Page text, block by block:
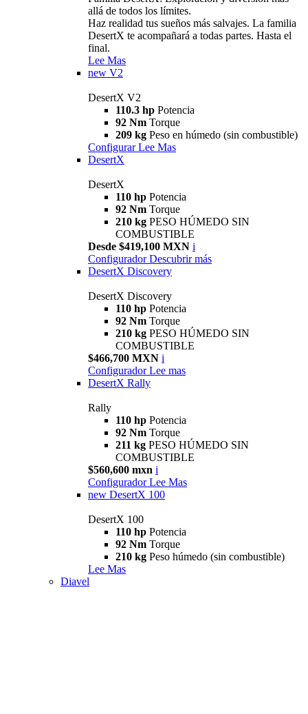
allá de todos los límites.
Haz realidad tus sueños más salvajes. La familia
DesertX te acompañará a todas partes. Hasta el
final.
Lee Mas
new V2
DesertX V2
110.3 hp Potencia
92 Nm Torque
209 kg Peso en húmedo (sin combustible)
Configurar Lee Mas
DesertX
DesertX
110 hp Potencia
92 Nm Torque
210 kg PESO HÚMEDO SIN
COMBUSTIBLE
Desde $419,100 MXN i
Configurador Descubrir más
DesertX Discovery
DesertX Discovery
110 hp Potencia
92 Nm Torque
210 kg PESO HÚMEDO SIN
COMBUSTIBLE
$466,700 MXN i
Configurador Lee mas
DesertX Rally
Rally
110 hp Potencia
92 Nm Torque
211 kg PESO HÚMEDO SIN
COMBUSTIBLE
$560,600 mxn i
Configurador Lee Mas
new DesertX 100
DesertX 100
110 hp Potencia
92 Nm Torque
210 kg Peso húmedo (sin combustible)
Lee Mas
Diavel